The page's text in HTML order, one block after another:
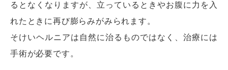
るとなくなりますが、立っているときやお腹に力を入
れたときに再び膨らみがみられます。
そけいヘルニアは自然に治るものではなく、治療には
手術が必要です。